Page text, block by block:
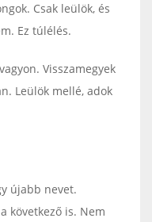
Csak leülök, és
Ez túlélés.
Visszamegyek
Leülök mellé, adok
újabb nevet.
következő is. Nem